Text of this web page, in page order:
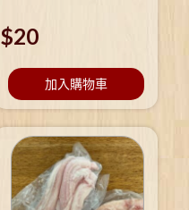
$20
加入購物車